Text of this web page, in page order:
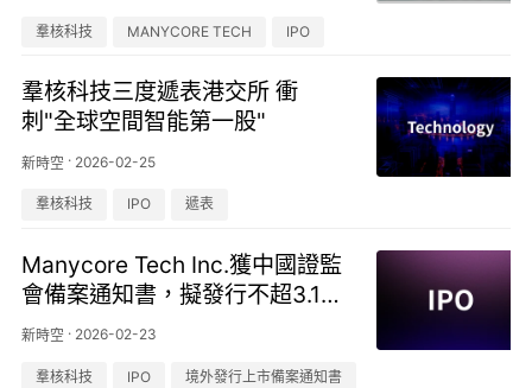
羣核科技 MANYCORE TECH IPO
羣核科技三度遞表港交所 衝
刺"全球空間智能第一股"
新時空· 2026-02-25
羣核科技 IPO 遞表
Manycore Tech Inc.獲中國證監
會備案通知書，擬發行不超3.12
億股H股並在香港上市
新時空· 2026-02-23
羣核科技 IPO 境外發行上市備案通知書